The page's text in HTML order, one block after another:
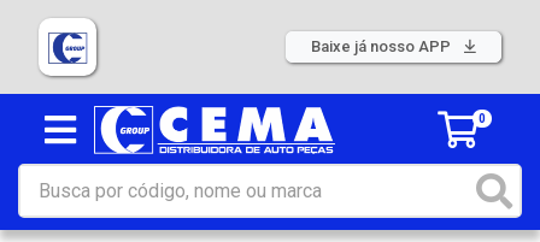
Baixe já nosso APP
0